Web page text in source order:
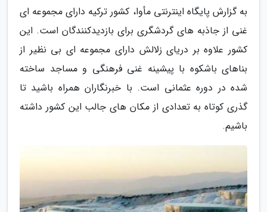
به گزارش پایگاه اینترنتی مأوا، کشور ترکیه دارای مجموعه ای
غنی از جاذبه های گردشگری برای بازدیدکنندگان است. این
کشور علاوه بر دریای زلالش دارای مجموعه ای بی نظیر از
بناهای باشکوه با پیشینه غنی فرهنگی و مساجد ساخته
شده در دوره عثمانی است. با خبرنگاران همراه باشید تا
گذری کوتاه به تعدادی از مکان های جالب این کشور داشته
باشیم.